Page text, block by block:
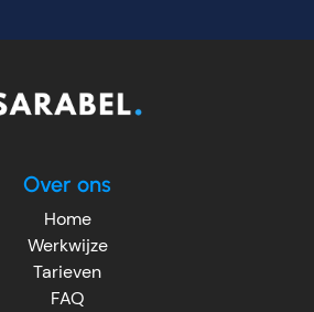
Over ons
Home
Werkwijze
Tarieven
FAQ